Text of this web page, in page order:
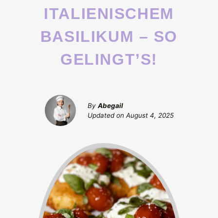
ITALIENISCHEM
BASILIKUM – SO
GELINGT’S!
By Abegail
Updated on August 4, 2025